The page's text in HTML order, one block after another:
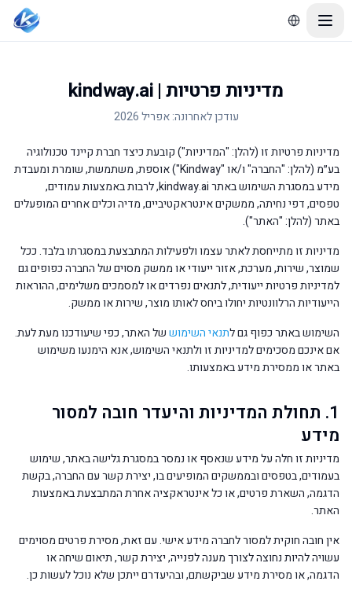
מדיניות פרטיות | kindway.ai
עודכן לאחרונה: אפריל 2026
מדיניות פרטיות זו (להלן: "המדיניות") קובעת כיצד חברת קיינד טכנולוגיה
בע״מ (להלן: "החברה" ו/או "Kindway") אוספת, משתמשת, שומרת ומעבדת
מידע במסגרת השימוש באתר kindway.ai, לרבות באמצעות עמודים,
טפסים, דפי נחיתה, ממשקים אינטראקטיביים, מדיה וכלים אחרים המופעלים
באתר (להלן: "האתר").
מדיניות זו מתייחסת לאתר עצמו ולפעילות המתבצעת במסגרתו בלבד. ככל
שמוצר, שירות, מערכת, אזור ייעודי או ממשק מסוים של החברה כפופים גם
למדיניות פרטיות ייעודית, לתנאים נפרדים או למסמכים משלימים, ההוראות
הייעודיות הרלוונטיות יחולו ביחס לאותו מוצר, שירות או ממשק.
השימוש באתר כפוף גם לתנאי השימוששל האתר, כפי שיעודכנו מעת לעת.
אם אינכם מסכימים למדיניות זו ולתנאי השימוש, אנא הימנעו משימוש
באתר או ממסירת מידע באמצעותו.
1. תחולת המדיניות והיעדר חובה למסור
מידע
מדיניות זו חלה על מידע שנאסף או נמסר במסגרת גלישה באתר, שימוש
בעמודים, בטפסים ובממשקים המופיעים בו, יצירת קשר עם החברה, בקשת
הדגמה, השארת פרטים, או כל אינטראקציה אחרת המתבצעת באמצעות
האתר.
אין חובה חוקית למסור לחברה מידע אישי. עם זאת, מסירת פרטים מסוימים
עשויה להיות נחוצה לצורך מענה לפנייה, יצירת קשר, תיאום שיחה או
הדגמה, או מסירת מידע שביקשתם, ובהיעדרם ייתכן שלא נוכל לעשות כן.